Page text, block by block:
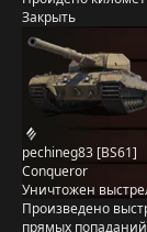
Закрыть
pechineg83 [BS61]
Conqueror
Уничтожен
Произведено
прямых